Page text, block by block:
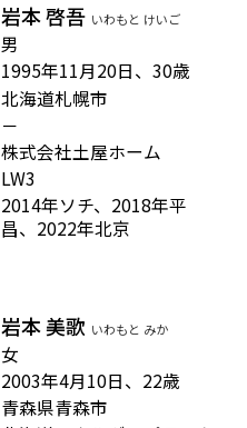
岩本 啓吾 いわもと けいご
男
1995年11月20日、30歳
北海道札幌市
－
株式会社土屋ホーム
LW3
2014年ソチ、2018年平
昌、2022年北京
岩本 美歌 いわもと みか
女
2003年4月10日、22歳
青森県青森市